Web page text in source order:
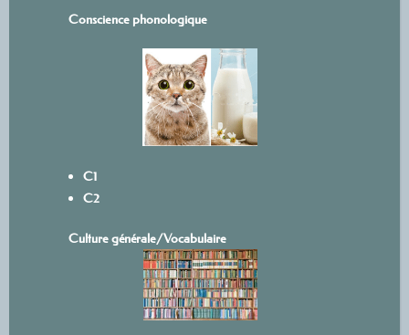
Conscience phonologique
C1
C2
Culture générale/Vocabulaire